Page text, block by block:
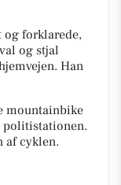
og forklarede,
og stjal
Han
mountainbike
politistationen.
af cyklen.